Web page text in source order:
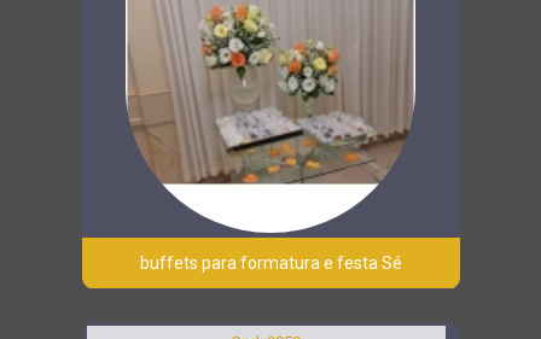
buffets para formatura e festa Sé